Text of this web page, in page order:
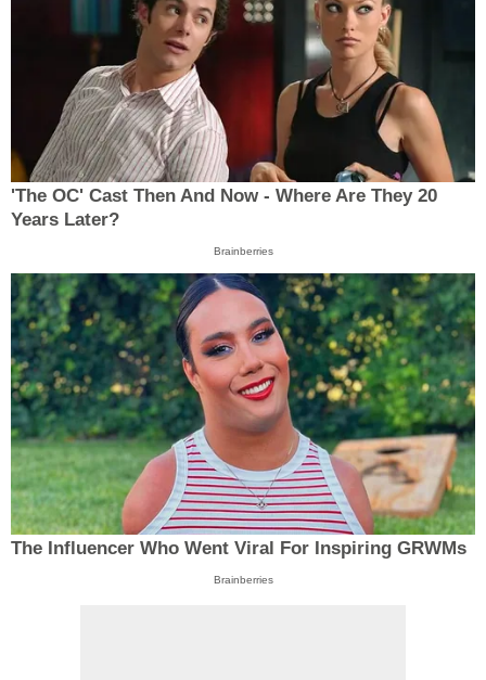
'The OC' Cast Then And Now - Where Are They 20
Years Later?
Brainberries
The Influencer Who Went Viral For Inspiring GRWMs
Brainberries